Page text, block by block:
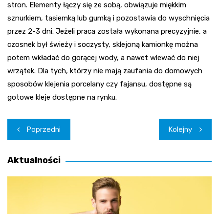
stron. Elementy łączy się ze sobą, obwiązuje miękkim
sznurkiem, tasiemką lub gumką i pozostawia do wyschnięcia
przez 2-3 dni. Jeżeli praca została wykonana precyzyjnie, a
czosnek był świeży i soczysty, sklejoną kamionkę można
potem wkładać do gorącej wody, a nawet wlewać do niej
wrzątek. Dla tych, którzy nie mają zaufania do domowych
sposobów klejenia porcelany czy fajansu, dostępne są
gotowe kleje dostępne na rynku.
Nawigacja
wpisu
Poprzedni Kolejny
Aktualności